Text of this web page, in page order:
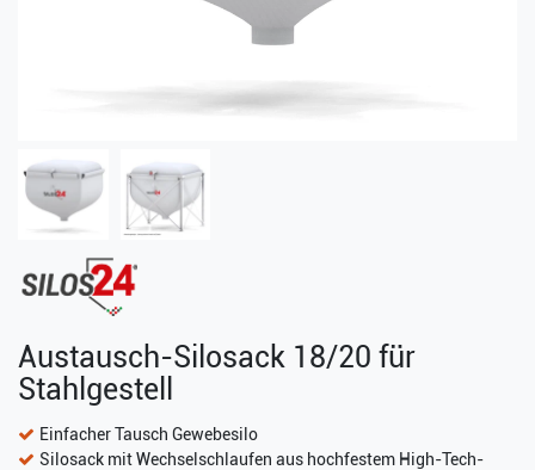
Austausch-Silosack 18/20 für
Stahlgestell
Einfacher Tausch Gewebesilo
Silosack mit Wechselschlaufen aus hochfestem High-Tech-